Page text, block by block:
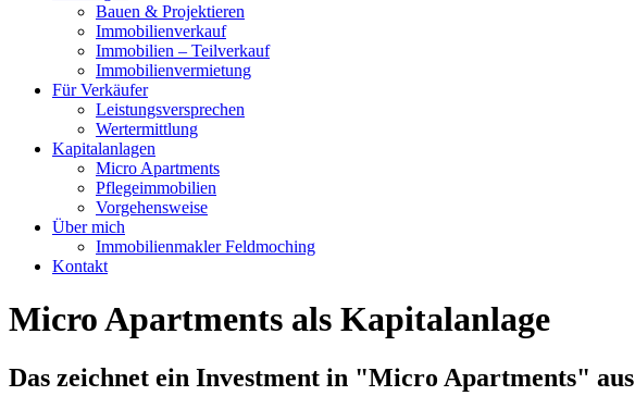
Bauen & Projektieren
Immobilienverkauf
Immobilien – Teilverkauf
Immobilienvermietung
Für Verkäufer
Leistungsversprechen
Wertermittlung
Kapitalanlagen
Micro Apartments
Pflegeimmobilien
Vorgehensweise
Über mich
Immobilienmakler Feldmoching
Kontakt
Micro Apartments als Kapitalanlage
Das zeichnet ein Investment in "Micro Apartments" aus